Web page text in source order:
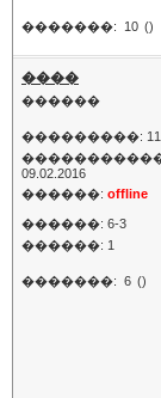
�������: 10 ()
����
������
���������:
09.02.2016
������: offline
������: 6-3
������: 1
�������: 6 ()